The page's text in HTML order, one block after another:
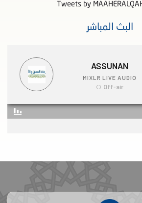
Tweets by
البث المباشر